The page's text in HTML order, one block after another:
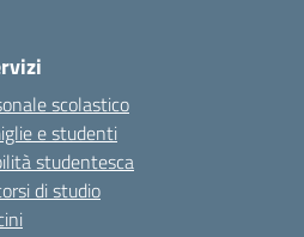
scolastico
e studenti
studentesca
di studio